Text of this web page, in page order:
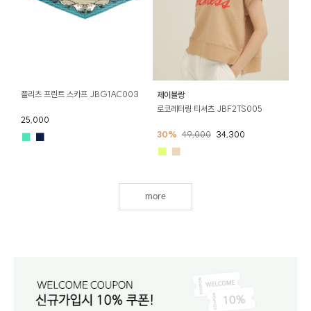
플리츠 프린트 스카프 JBG1AC003
25,000
■ ■
제이블랑
로코레터링 티셔츠 JBF2TS005
30% 49,000 34,300
■ ■
more